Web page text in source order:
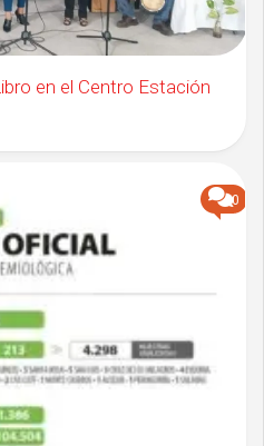
en el Centro Estación
0